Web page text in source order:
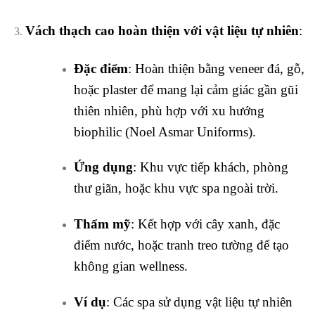
Vách thạch cao hoàn thiện với vật liệu tự nhiên:
Đặc điểm: Hoàn thiện bằng veneer đá, gỗ,
hoặc plaster để mang lại cảm giác gần gũi
thiên nhiên, phù hợp với xu hướng
biophilic (Noel Asmar Uniforms).
Ứng dụng: Khu vực tiếp khách, phòng
thư giãn, hoặc khu vực spa ngoài trời.
Thẩm mỹ: Kết hợp với cây xanh, đặc
điểm nước, hoặc tranh treo tường để tạo
không gian wellness.
Ví dụ: Các spa sử dụng vật liệu tự nhiên